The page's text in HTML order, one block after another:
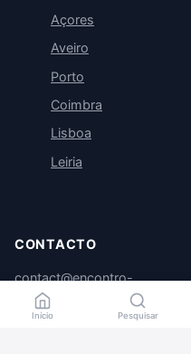
Início Pesquisar
Açores
Aveiro
Porto
Coimbra
Lisboa
Leiria
CONTACTO
contact@encontro-
trans.com